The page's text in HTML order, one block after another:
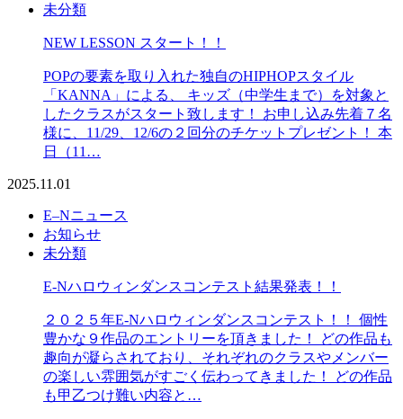
未分類
NEW LESSON スタート！！
POPの要素を取り入れた独自のHIPHOPスタイル
「KANNA」による、 キッズ（中学生まで）を対象と
したクラスがスタート致します！ お申し込み先着７名
様に、11/29、12/6の２回分のチケットプレゼント！ 本
日（11…
2025.11.01
E–Nニュース
お知らせ
未分類
E-Nハロウィンダンスコンテスト結果発表！！
２０２５年E-Nハロウィンダンスコンテスト！！ 個性
豊かな９作品のエントリーを頂きました！ どの作品も
趣向が凝らされており、それぞれのクラスやメンバー
の楽しい雰囲気がすごく伝わってきました！ どの作品
も甲乙つけ難い内容と…